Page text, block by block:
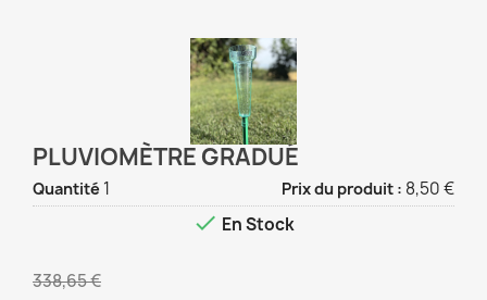
PLUVIOMÈTRE GRADUÉ
Quantité 1 Prix du produit : 8,50 €
 En Stock
338,65 €